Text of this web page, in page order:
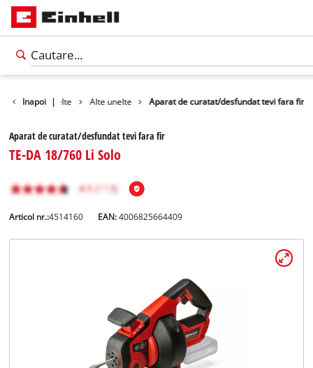
Inapoi |
Unelte Alte unelte Aparat de curatat/desfundat tevi fara fir
Aparat de curatat/desfundat tevi fara fir
TE-DA 18/760 Li Solo
Articol nr.:4514160 EAN:4006825664409